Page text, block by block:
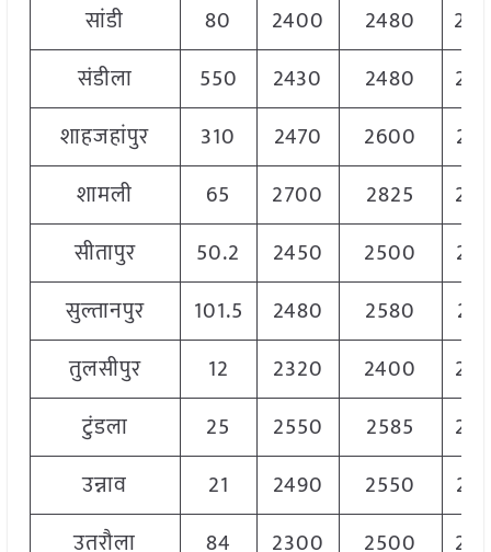
सांडी
80 2400 2480
संडीला
550 2430 2480
शाहजहांपुर
310 2470 2600
शामली
65 2700 2825
सीतापुर
50.2 2450 2500
सुल्तानपुर
101.5 2480 2580
तुलसीपुर
12 2320 2400
टुंडला
25 2550 2585
उन्नाव
21 2490 2550
उतरौला
84 2300 2500